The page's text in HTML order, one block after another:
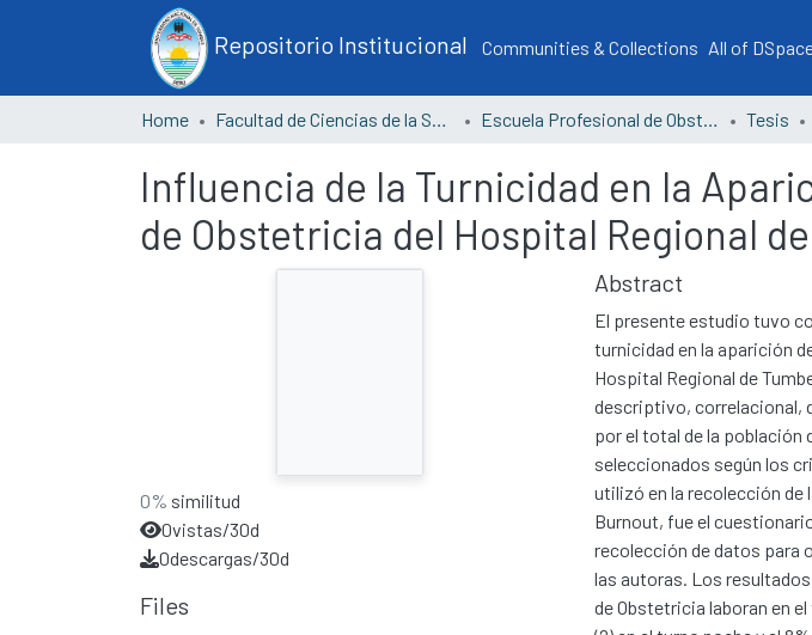
Repositorio Institucional Communities & Collections All of
Home Facultad de Ciencias de la Salud Escuela Profesional de Obstetricia Tesis
Influencia de la Turnicidad en la
de Obstetricia del Hospital Regional
0% similitud
0vistas/30d
0descargas/30d
Files
Abstract
El presente estudio tuvo
turnicidad en la aparición
Hospital Regional de
descriptivo, correlacional,
por el total de la población
seleccionados según los
utilizó en la recolección de
Burnout, fue el
recolección de datos para
las autoras. Los resultados
de Obstetricia laboran en